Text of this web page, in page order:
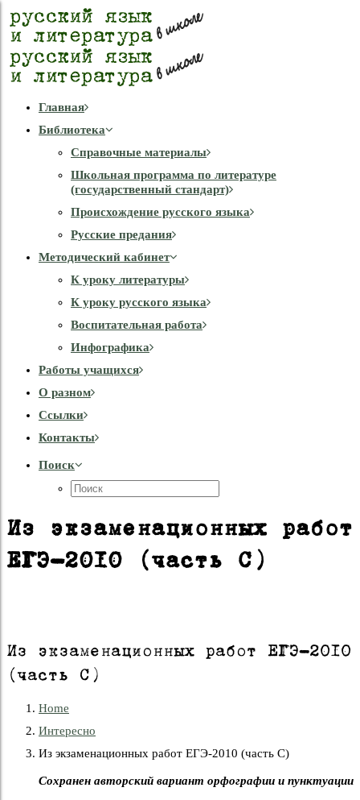
Главная
Библиотека
Справочные материалы
Школьная программа по литературе
(государственный стандарт)
Происхождение русского языка
Русские предания
Методический кабинет
К уроку литературы
К уроку русского языка
Воспитательная работа
Инфографика
Работы учащихся
О разном
Cсылки
Контакты
Поиск
Из экзаменационных работ
ЕГЭ-2010 (часть С)
Из экзаменационных работ ЕГЭ-2010
(часть С)
Home
Интересно
Из экзаменационных работ ЕГЭ-2010 (часть С)
Сохранен авторский вариант орфографии и пунктуации